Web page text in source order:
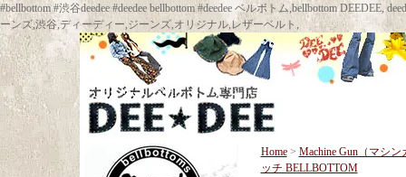
#bellbottom #渋谷deedee #deedee bellbottom #deedee ベルボトム,bellbottom
ーンズ,渋谷,ディーディー,ジーンズ,オリジナル,レザーベルト,
Home> Machine Gun（マシン
ッチ BELLBOTTOM